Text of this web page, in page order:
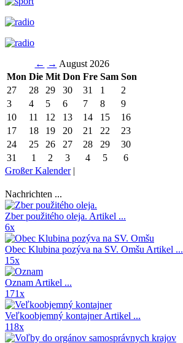
← → August 2026
Mon Die Mit Don Fre Sam Son
27
28 29 30 31 1
2
3
4 5 6 7 8
9
10
11 12 13 14 15
16
17
18 19 20 21 22
23
24
25 26 27 28 29
30
31
1 2 3 4 5
6
Großer Kalender|
Nachrichten ...
Zber použitého oleja. Artikel ...
6x
Obec Klubina pozýva na SV. Omšu Artikel ...
15x
Oznam Artikel ...
171x
Veľkoobjemný kontajnerArtikel ...
118x